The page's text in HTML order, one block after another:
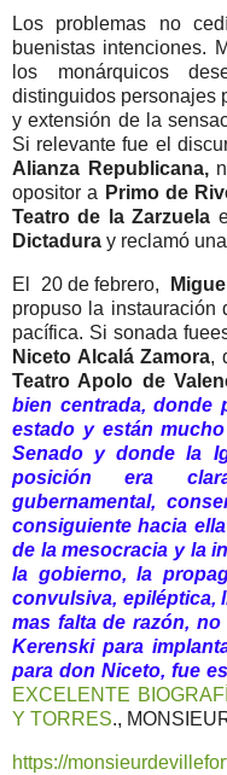
Los problemas no
buenistas intenciones.
los monárquicos
distinguidos personajes
y extensión de la
Si relevante fue el
Alianza Republicana,
opositor a Primo de
Teatro de la Zarzuela
Dictadura y reclamó
El 20 de febrero,
propuso la instauración
pacífica. Si sonada
Niceto Alcalá Zamora,
Teatro Apolo de
bien centrada, donde
estado y están
Senado y donde la
posición era
gubernamental,
consiguiente hacia
de la mesocracia y la
la gobierno, la
convulsiva, epiléptica,
mas falta de razón,
Kerenski para
para don Niceto, fue
EXCELENTE
Y TORRES.,
https://